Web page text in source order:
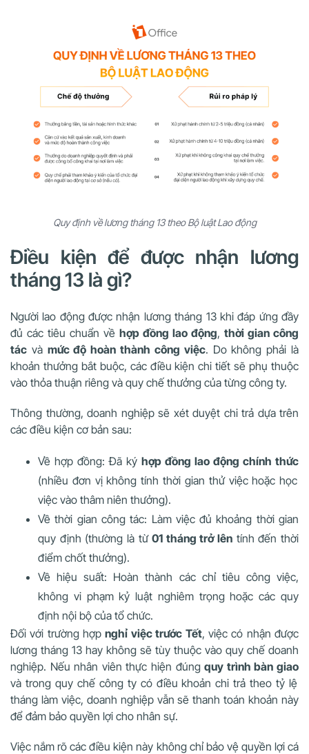
Quy định về lương tháng 13 theo Bộ luật Lao động
Điều kiện để được nhận lương
tháng 13 là gì?
Người lao động được nhận lương tháng 13 khi đáp ứng đầy
đủ các tiêu chuẩn về hợp đồng lao động, thời gian công
tác và mức độ hoàn thành công việc. Do không phải là
khoản thưởng bắt buộc, các điều kiện chi tiết sẽ phụ thuộc
vào thỏa thuận riêng và quy chế thưởng của từng công ty.
Thông thường, doanh nghiệp sẽ xét duyệt chi trả dựa trên
các điều kiện cơ bản sau:
Về hợp đồng: Đã ký hợp đồng lao động chính thức
(nhiều đơn vị không tính thời gian thử việc hoặc học
việc vào thâm niên thưởng).
Về thời gian công tác: Làm việc đủ khoảng thời gian
quy định (thường là từ01 tháng trở lên tính đến thời
điểm chốt thưởng).
Về hiệu suất: Hoàn thành các chỉ tiêu công việc,
không vi phạm kỷ luật nghiêm trọng hoặc các quy
định nội bộ của tổ chức.
Đối với trường hợpnghỉ việc trước Tết, việc có nhận được
lương tháng 13 hay không sẽ tùy thuộc vào quy chế doanh
nghiệp. Nếu nhân viên thực hiện đúngquy trình bàn giao
và trong quy chế công ty có điều khoản chi trả theo tỷ lệ
tháng làm việc, doanh nghiệp vẫn sẽ thanh toán khoản này
để đảm bảo quyền lợi cho nhân sự.
Việc nắm rõ các điều kiện này không chỉ bảo vệ quyền lợi cá